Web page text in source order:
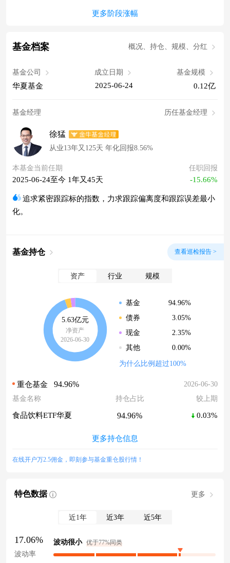
更多阶段涨幅
基金档案 概况、持仓、规模、分红
基金公司
华夏基金
成立日期
2025-06-24
基金规模
0.12亿
基金经理 历任基金经理
徐猛
从业13年又125天 年化回报8.56%
本基金当前任期
2025-06-24至今 1年又45天
任职回报
-15.66%
追求紧密跟踪标的指数，力求跟踪偏离度和跟踪误差最小
化。
基金持仓 查看巡检报告 >
资产 行业 规模
5.63亿元
净资产
2026-06-30
基金
94.96%
债券
3.05%
现金
2.35%
其他
0.00%
为什么比例超过100%
重仓基金 94.96%
2026-06-30
基金名称
持仓占比 较上期
食品饮料ETF华夏 94.96% 0.03%
更多持仓信息
在线开户万2.5佣金，即刻参与基金重仓股行情！
特色数据 更多
近1年 近3年 近5年
17.06%
波动率
波动很小 优于77%同类